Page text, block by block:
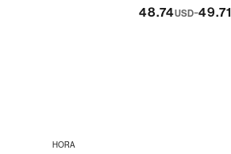
48.74USD-49.71
HORA